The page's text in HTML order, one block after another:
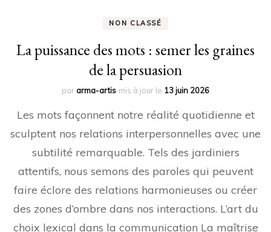
NON CLASSÉ
La puissance des mots : semer les graines
de la persuasion
pararma-artis mis à jour le 13 juin 2026
Les mots façonnent notre réalité quotidienne et
sculptent nos relations interpersonnelles avec une
subtilité remarquable. Tels des jardiniers
attentifs, nous semons des paroles qui peuvent
faire éclore des relations harmonieuses ou créer
des zones d’ombre dans nos interactions. L’art du
choix lexical dans la communication La maîtrise